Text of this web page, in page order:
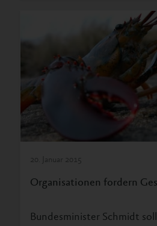
20. Januar 2015
Organisationen fordern
Bundesminister Schmidt